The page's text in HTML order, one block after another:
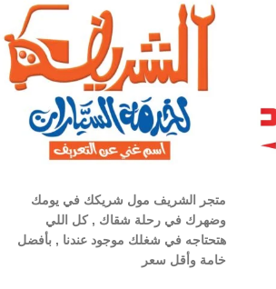
متجر الشريف مول شريكك في يومك
وضهرك في رحلة شقاك , كل اللي
هتحتاجه في شغلك موجود عندنا , بأفضل
خامة وأقل سعر